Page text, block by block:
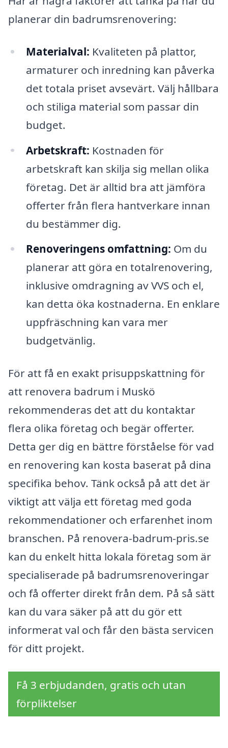
planerar din badrumsrenovering:
Materialval: Kvaliteten på plattor,
armaturer och inredning kan påverka
det totala priset avsevärt. Välj hållbara
och stiliga material som passar din
budget.
Arbetskraft: Kostnaden för
arbetskraft kan skilja sig mellan olika
företag. Det är alltid bra att jämföra
offerter från flera hantverkare innan
du bestämmer dig.
Renoveringens omfattning: Om du
planerar att göra en totalrenovering,
inklusive omdragning av VVS och el,
kan detta öka kostnaderna. En enklare
uppfräschning kan vara mer
budgetvänlig.
För att få en exakt prisuppskattning för
att renovera badrum i Muskö
rekommenderas det att du kontaktar
flera olika företag och begär offerter.
Detta ger dig en bättre förståelse för vad
en renovering kan kosta baserat på dina
specifika behov. Tänk också på att det är
viktigt att välja ett företag med goda
rekommendationer och erfarenhet inom
branschen. På renovera-badrum-pris.se
kan du enkelt hitta lokala företag som är
specialiserade på badrumsrenoveringar
och få offerter direkt från dem. På så sätt
kan du vara säker på att du gör ett
informerat val och får den bästa servicen
för ditt projekt.
Få 3 erbjudanden, gratis och utan
förpliktelser